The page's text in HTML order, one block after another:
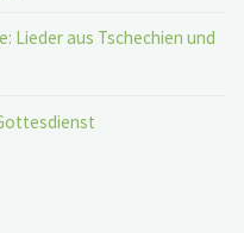
Lieder aus Tschechien und